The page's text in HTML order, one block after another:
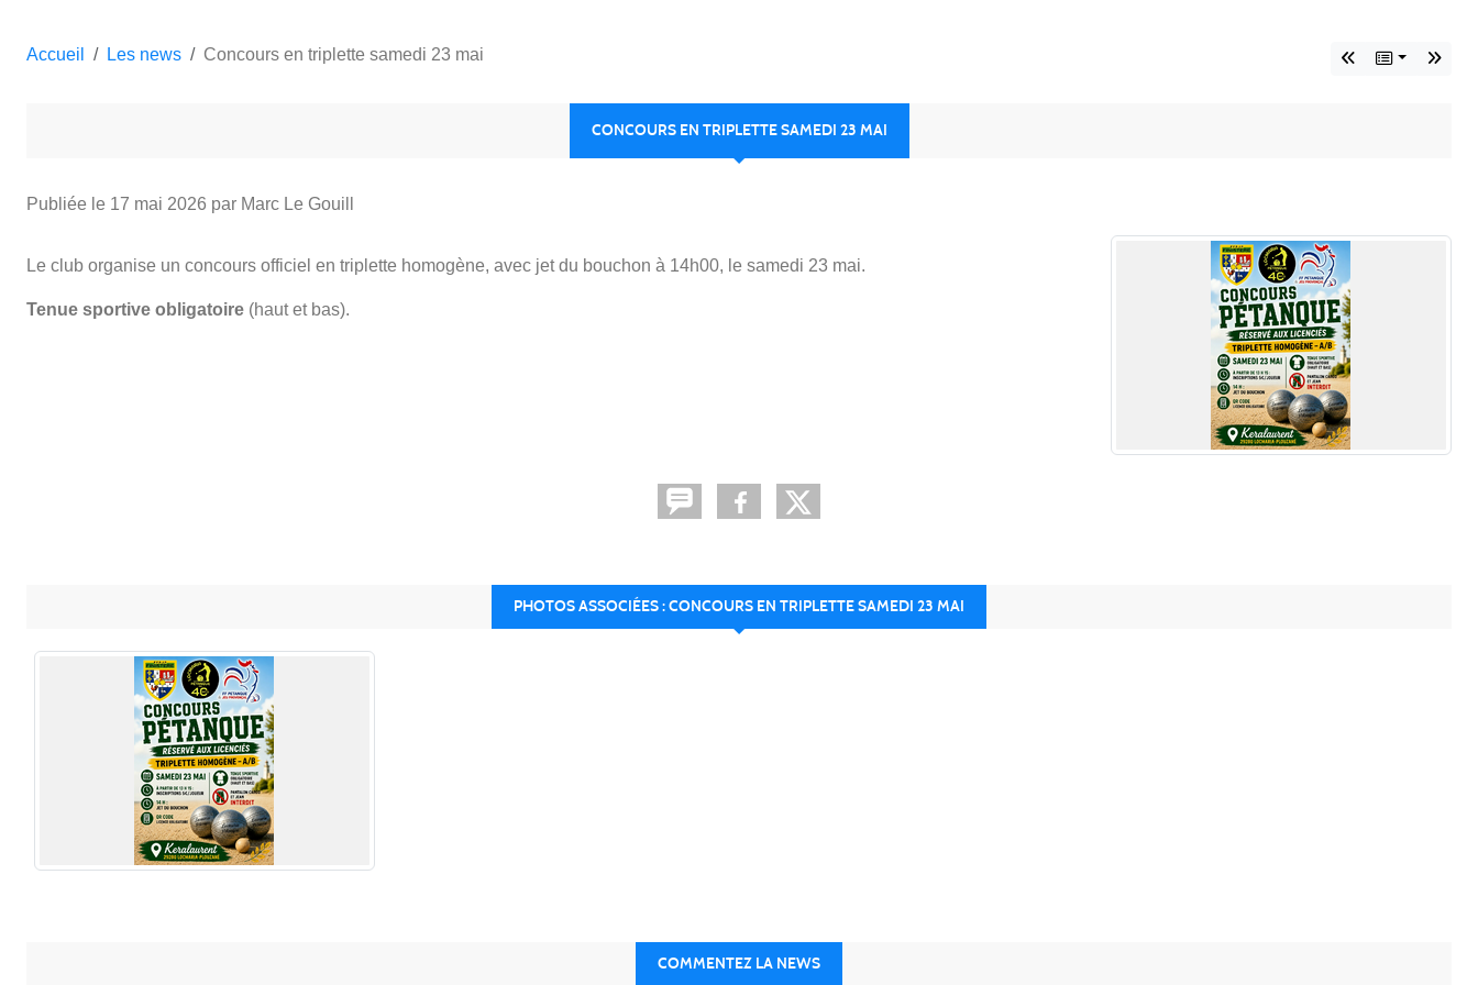
Accueil Les news Concours en triplette samedi 23 mai
CONCOURS EN TRIPLETTE SAMEDI 23 MAI
Publiée le 17 mai 2026 par Marc Le Gouill
Le club organise un concours officiel en triplette homogène, avec jet du bouchon à 14h00, le samedi 23 mai.
Tenue sportive obligatoire (haut et bas).
PHOTOS ASSOCIÉES : CONCOURS EN TRIPLETTE SAMEDI 23 MAI
COMMENTEZ LA NEWS